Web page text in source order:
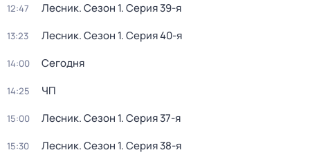
12:47 Лесник. Сезон 1. Серия 39-я
13:23 Лесник. Сезон 1. Серия 40-я
14:00 Сегодня
14:25 ЧП
15:00 Лесник. Сезон 1. Серия 37-я
15:30 Лесник. Сезон 1. Серия 38-я